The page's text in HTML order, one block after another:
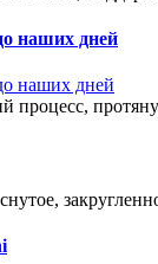
наших дней